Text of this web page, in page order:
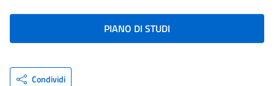
PIANO DI STUDI
Condividi